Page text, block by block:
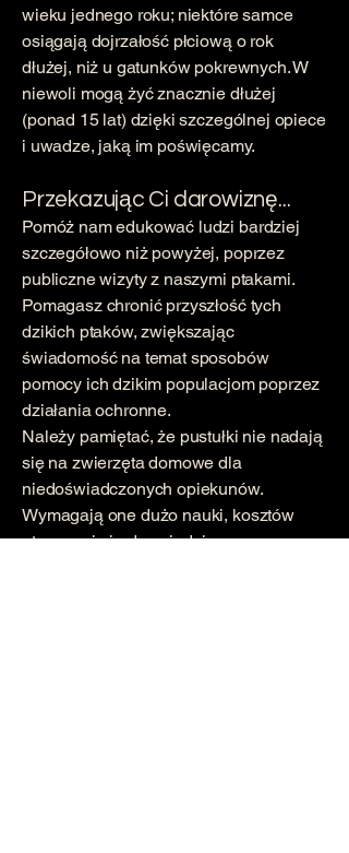
wieku jednego roku; niektóre samce
osiągają dojrzałość płciową o rok
dłużej, niż u gatunków pokrewnych. W
niewoli mogą żyć znacznie dłużej
(ponad 15 lat) dzięki szczególnej opiece
i uwadze, jaką im poświęcamy.
Przekazując Ci darowiznę...
Pomóż nam edukować ludzi bardziej
szczegółowo niż powyżej, poprzez
publiczne wizyty z naszymi ptakami.
Pomagasz chronić przyszłość tych
dzikich ptaków, zwiększając
świadomość na temat sposobów
pomocy ich dzikim populacjom poprzez
działania ochronne.
Należy pamiętać, że pustułki nie nadają
się na zwierzęta domowe dla
niedoświadczonych opiekunów.
Wymagają one dużo nauki, kosztów
utrzymania i odpowiedniego